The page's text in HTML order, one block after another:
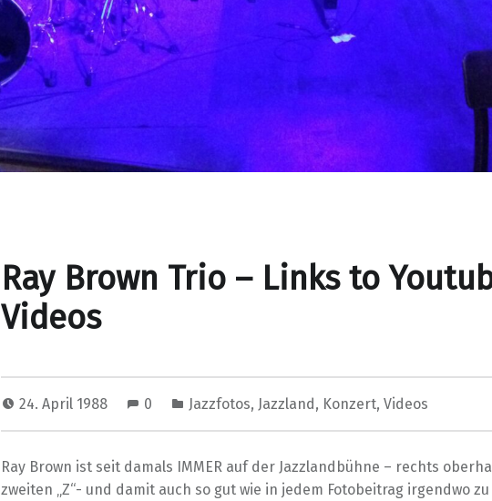
Ray Brown Trio – Links to
Videos
24. April 1988 0 Jazzfotos, Jazzland, Konzert, Videos
Ray Brown ist seit damals IMMER auf der Jazzlandbühne – rechts
zweiten „Z“- und damit auch so gut wie in jedem Fotobeitrag irgendwo